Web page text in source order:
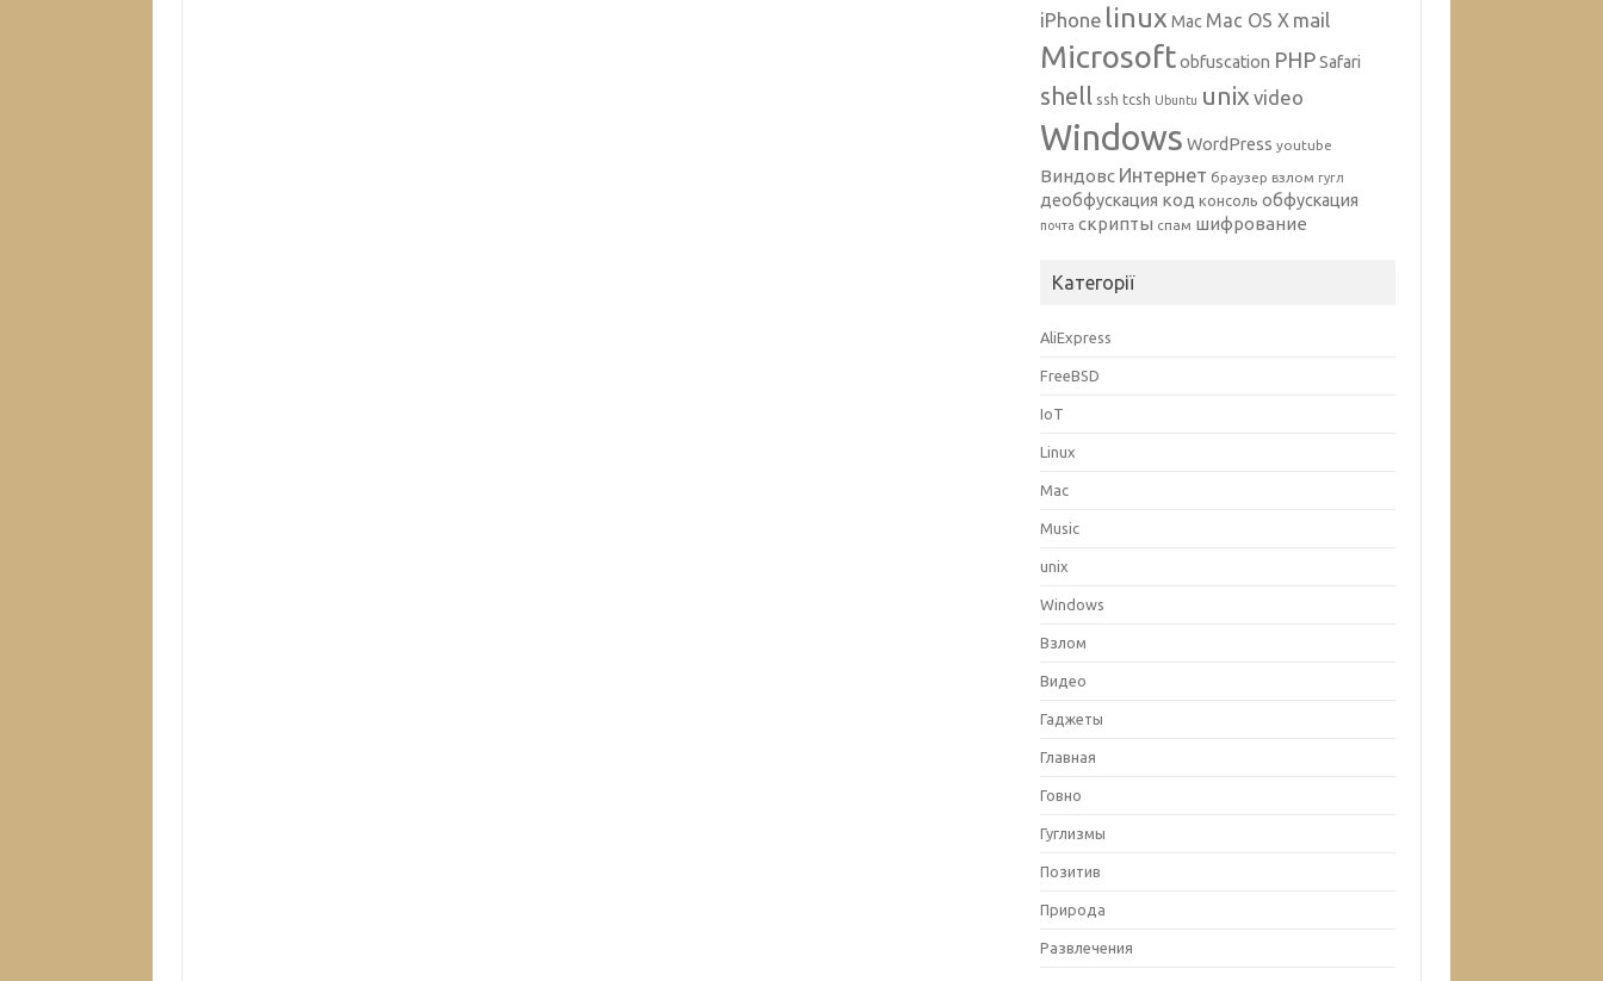
iPhone linux Mac Mac OS X mail
Microsoft obfuscation PHP Safari
shell ssh tcsh Ubuntu unix video
Windows WordPress youtube
Виндовс Интернет браузер взлом гугл
деобфускация код консоль обфускация
почта скрипты спам шифрование
Категорії
AliExpress
FreeBSD
IoT
Linux
Mac
Music
unix
Windows
Взлом
Видео
Гаджеты
Главная
Говно
Гуглизмы
Позитив
Природа
Развлечения